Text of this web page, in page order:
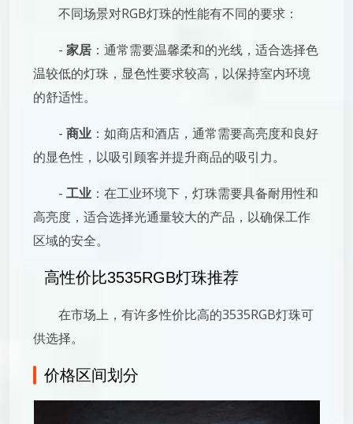
不同场景对RGB灯珠的性能有不同的要求：
- 家居 ：通常需要温馨柔和的光线，适合选择色
温较低的灯珠，显色性要求较高，以保持室内环境
的舒适性。
- 商业 ：如商店和酒店，通常需要高亮度和良好
的显色性，以吸引顾客并提升商品的吸引力。
- 工业 ：在工业环境下，灯珠需要具备耐用性和
高亮度，适合选择光通量较大的产品，以确保工作
区域的安全。
高性价比3535RGB灯珠推荐
在市场上，有许多性价比高的3535RGB灯珠可
供选择。
价格区间划分